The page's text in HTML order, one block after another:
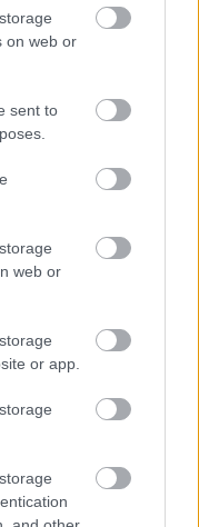
on web or
sent to
web or
or app.
a Révfülöp-
bizonytalan,
meg a